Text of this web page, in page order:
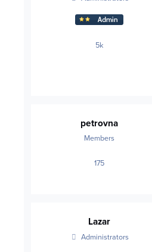
5kposts
petrovna
Members
175posts
Lazar
Administrators